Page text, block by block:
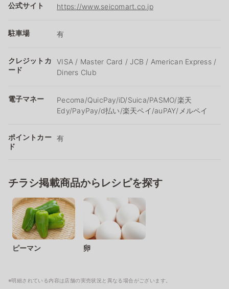
公式サイト https://www.seicomart.co.jp
駐車場 有
クレジットカ
ード
VISA / Master Card / JCB / American Express /
Diners Club
電子マネー
Pecoma/QuicPay/iD/Suica/PASMO/楽天
Edy/PayPay/d払い/楽天ペイ/auPAY/メルペイ
ポイントカー
ド
有
チラシ掲載商品からレシピを探す
ピーマン 卵
※明細されている内容は店舗の実売状況と異なる場合がございます。